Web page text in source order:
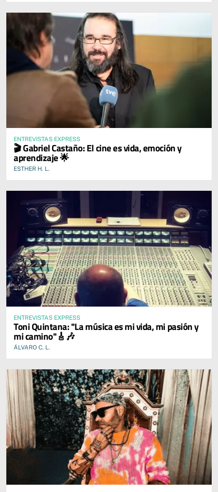
ENTREVISTAS EXPRESS
🎬 Gabriel Castaño: El cine es vida, emoción y
aprendizaje 🌟
ESTHER H. L.
ENTREVISTAS EXPRESS
Toni Quintana: "La música es mi vida, mi pasión y
mi camino"🎸🎶
ÁLVARO C. L.